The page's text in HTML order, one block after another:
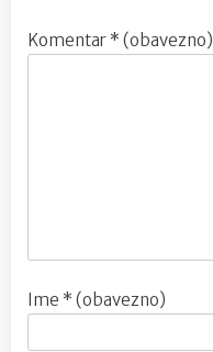
Komentar * (obavezno)
Ime * (obavezno)